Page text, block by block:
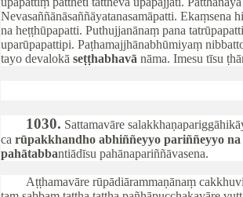
Nevasaññānāsaññāyatanasamāpatti.
na heṭṭhūpapatti. Puthujjanānaṃ pana
uparūpapattipi. Paṭhamajjhānabhūmiyaṃ
tayo devalokā seṭṭhabhavā nāma. Imesu tīsu
1030. Sattamavāre
ca rūpakkhandho abhiññeyyo pariññeyyo na
pahātabbantiādīsu pahānapariññāvasena.
Aṭṭhamavāre rūpādiārammaṇānaṃ